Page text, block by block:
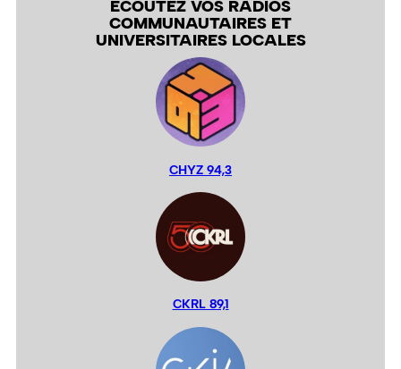
ÉCOUTEZ VOS RADIOS
COMMUNAUTAIRES ET
UNIVERSITAIRES LOCALES
CHYZ 94,3
CKRL 89,1